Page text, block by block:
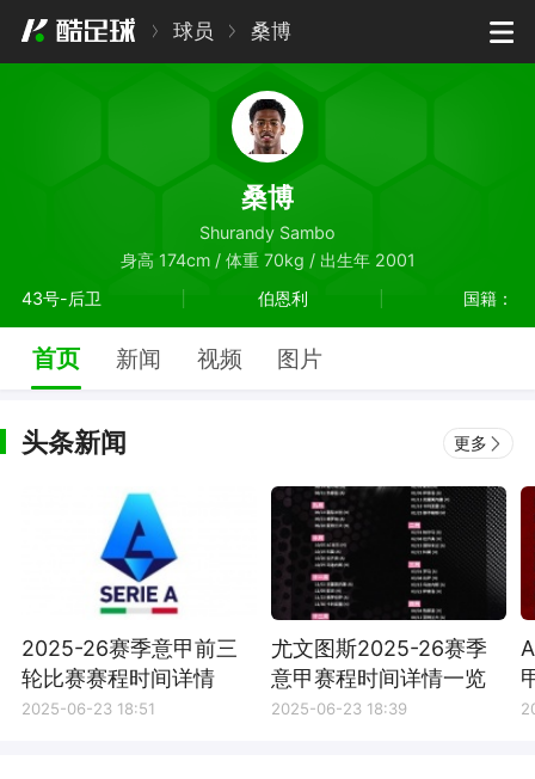
球员 桑博
桑博
Shurandy Sambo
身高 174cm / 体重 70kg / 出生年 2001
43号-后卫
伯恩利 国籍：
首页 新闻 视频 图片
头条新闻 更多
2025-26赛季意甲前三
轮比赛赛程时间详情
2025-06-23 18:51
尤文图斯2025-26赛季
意甲赛程时间详情一览
2025-06-23 18:39